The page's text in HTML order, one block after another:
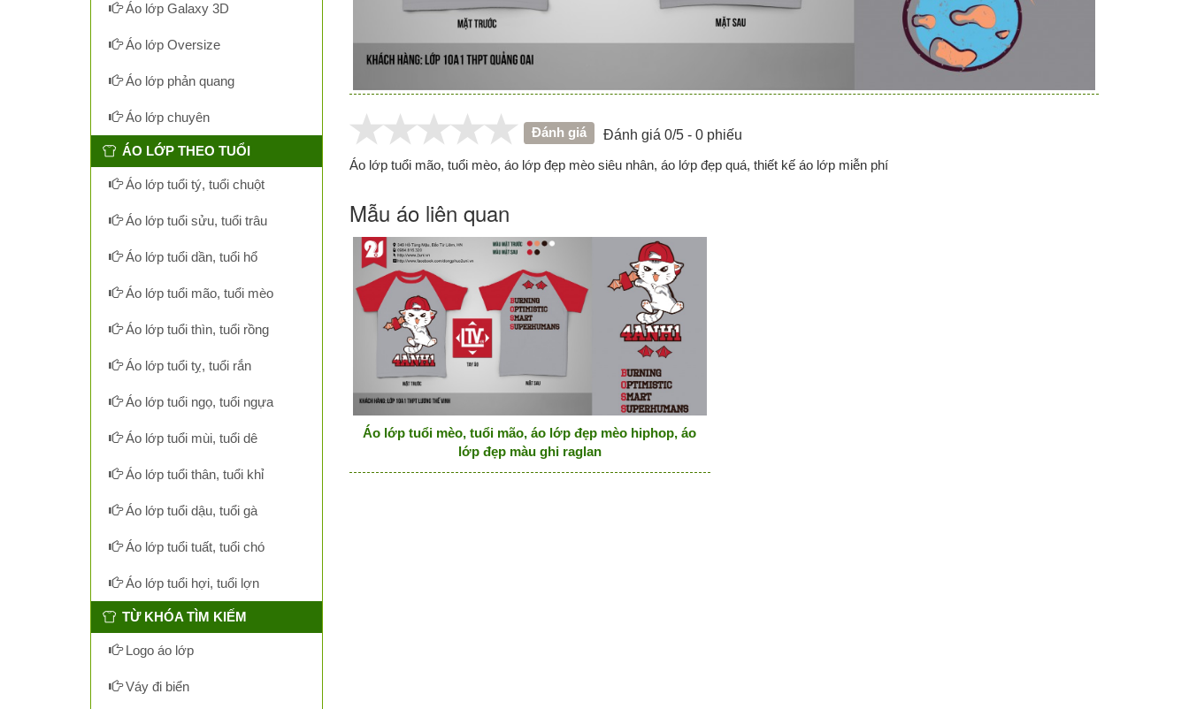
Đánh giá Đánh giá 0/5 - 0 phiếu
Áo lớp tuổi mão, tuổi mèo, áo lớp đẹp mèo siêu nhân, áo lớp đẹp quá, thiết kế áo lớp miễn phí
Mẫu áo liên quan
Áo lớp tuổi mèo, tuổi mão, áo lớp đẹp mèo hiphop, áo
lớp đẹp màu ghi raglan
Áo lớp Galaxy 3D
Áo lớp Oversize
Áo lớp phản quang
Áo lớp chuyên
ÁO LỚP THEO TUỔI
Áo lớp tuổi tý, tuổi chuột
Áo lớp tuổi sửu, tuổi trâu
Áo lớp tuổi dần, tuổi hổ
Áo lớp tuổi mão, tuổi mèo
Áo lớp tuổi thìn, tuổi rồng
Áo lớp tuổi tỵ, tuổi rắn
Áo lớp tuổi ngọ, tuổi ngựa
Áo lớp tuổi mùi, tuổi dê
Áo lớp tuổi thân, tuổi khỉ
Áo lớp tuổi dậu, tuổi gà
Áo lớp tuổi tuất, tuổi chó
Áo lớp tuổi hợi, tuổi lợn
TỪ KHÓA TÌM KIẾM
Logo áo lớp
Váy đi biển